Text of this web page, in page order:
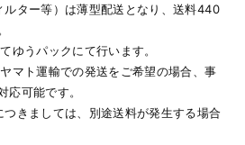
ター等）は薄型配送となり、送料440
ゆうパックにて行います。
マト運輸での発送をご希望の場合、事
応可能です。
きましては、別途送料が発生する場合